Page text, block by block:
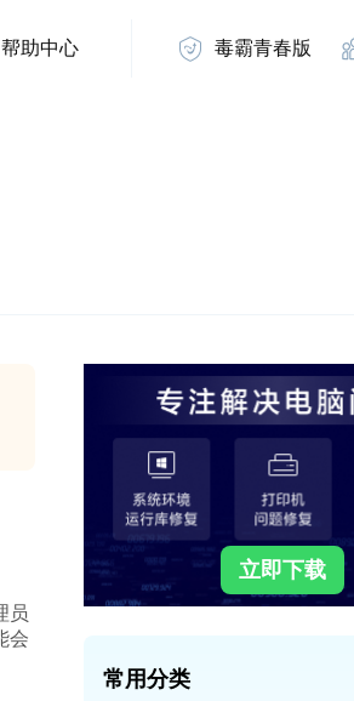
帮助中心 毒霸青春版
员
会
立即下载
常用分类